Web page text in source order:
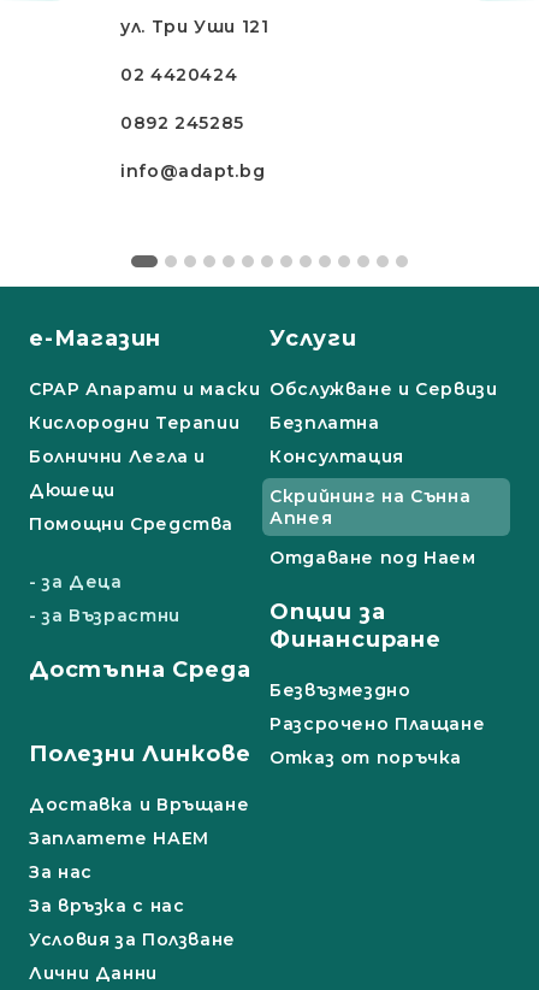
ул. Три Уши 121
02 4420424
0892 245285
info@adapt.bg
е-Магазин
СРАР Апарати и маски
Кислородни Терапии
Болнични Легла и
Дюшеци
Помощни Средства
- за Деца
- за Възрастни
Достъпна Среда
Услуги
Обслужване и Сервизи
Безплатна
Консултация
Скрийнинг на Сънна
Апнея
Отдаване под Наем
Опции за
Финансиране
Безвъзмездно
Разсрочено Плащане
Полезни Линкове
Доставка и Връщане
Заплатете НАЕМ
За нас
За връзка с нас
Условия за Ползване
Лични Данни
Отказ от поръчка